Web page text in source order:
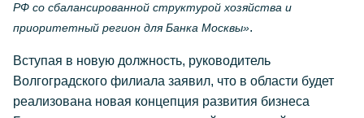
РФ со сбалансированной структурой хозяйства и
приоритетный регион для Банка Москвы».
Вступая в новую должность, руководитель
Волгоградского филиала заявил, что в области будет
реализована новая концепция развития бизнеса